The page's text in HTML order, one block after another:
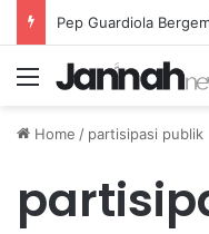
Menu
Home / partisipasi publik